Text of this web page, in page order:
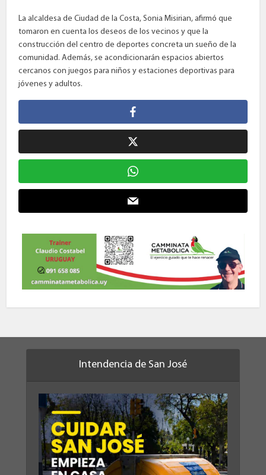
La alcaldesa de Ciudad de la Costa, Sonia Misirian, afirmó que
tomaron en cuenta los deseos de los vecinos y que la
construcción del centro de deportes concreta un sueño de la
comunidad. Además, se acondicionarán espacios abiertos
cercanos con juegos para niños y estaciones deportivas para
jóvenes y adultos.
Intendencia de San José